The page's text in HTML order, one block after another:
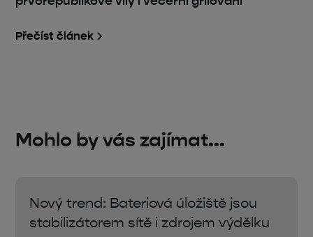
Přečíst článek
Mohlo by vás zajímat...
Nový trend: Bateriová úložiště jsou
stabilizátorem sítě i zdrojem výdělku